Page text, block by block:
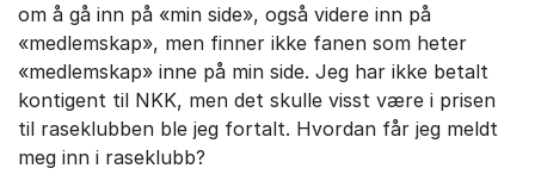
om å gå inn på «min side», også videre inn på
«medlemskap», men finner ikke fanen som heter
«medlemskap» inne på min side. Jeg har ikke betalt
kontigent til NKK, men det skulle visst være i prisen
til raseklubben ble jeg fortalt. Hvordan får jeg meldt
meg inn i raseklubb?